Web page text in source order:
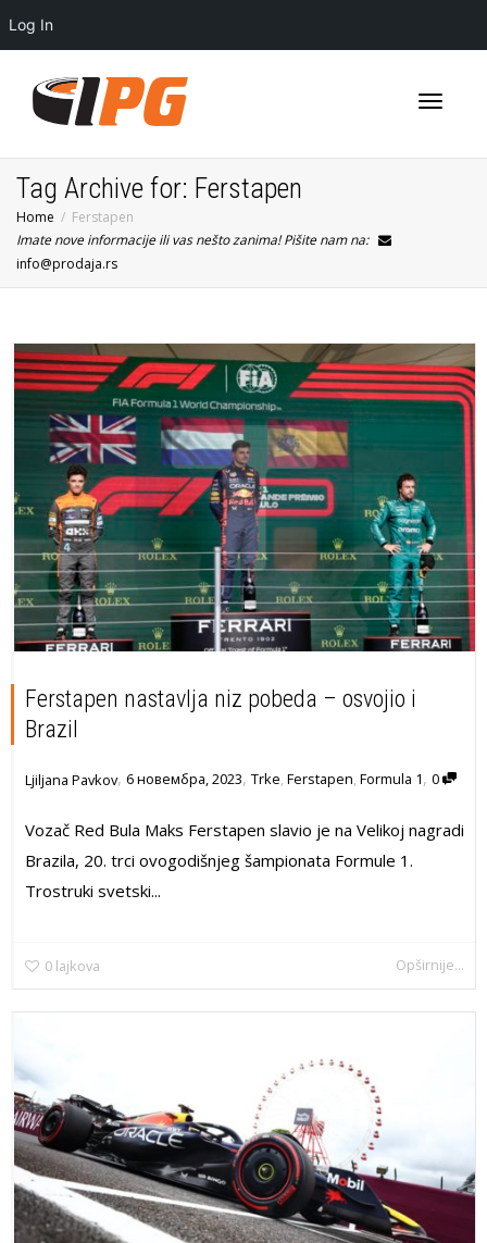
Log In
Tag Archive for: Ferstapen
Home
Ferstapen
Imate nove informacije ili vas nešto zanima! Pišite nam na:
info@prodaja.rs
Ferstapen nastavlja niz pobeda – osvojio i
Brazil
Ljiljana Pavkov, 6 новембра, 2023, Trke, Ferstapen, Formula 1, 0
Vozač Red Bula Maks Ferstapen slavio je na Velikoj nagradi
Brazila, 20. trci ovogodišnjeg šampionata Formule 1.
Trostruki svetski...
0 lajkova Opširnije...